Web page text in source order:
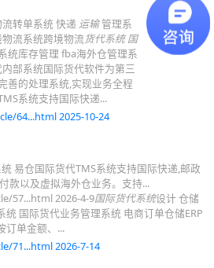
转单系统 快递 运输管理系
流系统跨境物流 货代系统 国
统库存管理 fba海外仓管理系
部系统国际货代软件为第三
善的处理系统,实现业务全程
系统支持国际快递...
64...html 2025-10-24
易仓国际货代TMS系统支持国际快递,邮政
款以及虚拟海外仓业务。支持...
57...html 2026-4-9国际货代系统设计 仓储
统 国际货代业务管理系统 电商订单仓储ERP
订单金额、...
71...html 2026-7-14